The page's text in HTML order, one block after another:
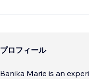
プロフィール
Banika Marie is an